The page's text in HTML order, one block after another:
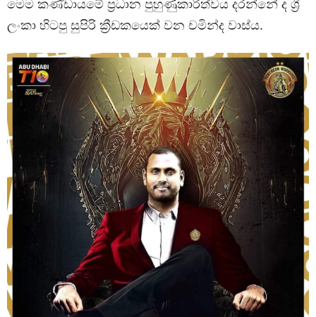
මෙම කණ්ඩායමේ ප්‍රධාන පුහුණුකාරිත්වය දරන්නේ ද ශ්‍රී
ලංකා හිටපු සුපිරි ක්‍රීඩකයෙක් වන චමින්ද වාස්ය.